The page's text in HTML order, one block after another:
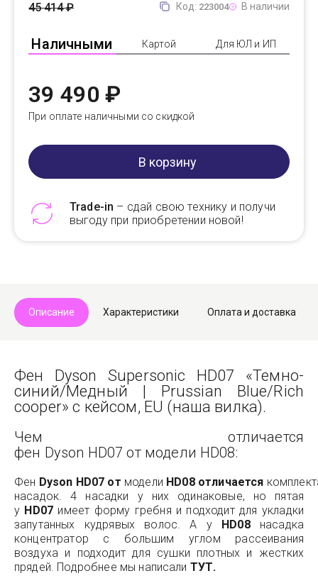
Код: 223004 В наличии
Наличными Картой Для ЮЛ и ИП
45 414 ₽
39 490 ₽
При оплате наличными со скидкой
В корзину
Trade-in – сдай свою технику и получи
выгоду при приобретении новой!
Описание Характеристики Оплата и доставка
Фен Dyson Supersonic HD07 «Темно-
синий/Медный | Prussian Blue/Rich
cooper» с кейсом, EU (наша вилка).
Чем отличается
фен Dyson HD07 от модели HD08:
Фен Dyson HD07 от модели HD08 отличается
насадок. 4 насадки у них одинаковые, но пятая
у HD07 имеет форму гребня и подходит для укладки
запутанных кудрявых волос. А у HD08насадка
концентратор с большим углом рассеивания
воздуха и подходит для сушки плотных и жестких
прядей. Подробнее мы написали ТУТ.